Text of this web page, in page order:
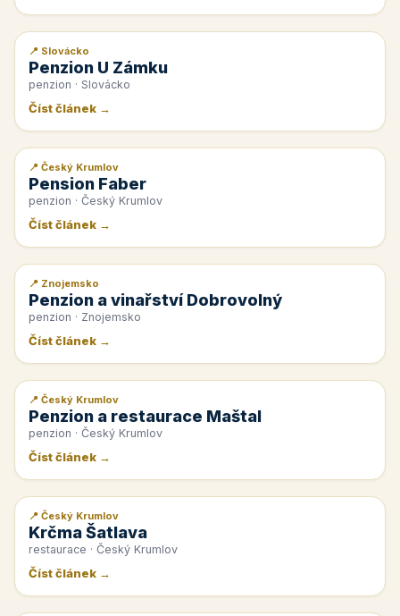
📰 PR článek
📍 Slovácko
Penzion U Zámku
penzion · Slovácko
Číst článek →
📰 PR článek
📍 Český Krumlov
Pension Faber
penzion · Český Krumlov
Číst článek →
📰 PR článek
📍 Znojemsko
Penzion a vinařství Dobrovolný
penzion · Znojemsko
Číst článek →
📰 PR článek
📍 Český Krumlov
Penzion a restaurace Maštal
penzion · Český Krumlov
Číst článek →
📰 PR článek
📍 Český Krumlov
Krčma Šatlava
restaurace · Český Krumlov
Číst článek →